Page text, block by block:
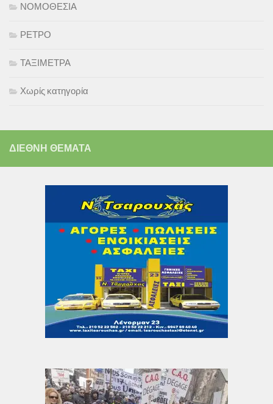
ΝΟΜΟΘΕΣΙΑ
ΡΕΤΡΟ
ΤΑΞΙΜΕΤΡΑ
Χωρίς κατηγορία
ΔΙΕΘΝΗ ΘΕΜΑΤΑ